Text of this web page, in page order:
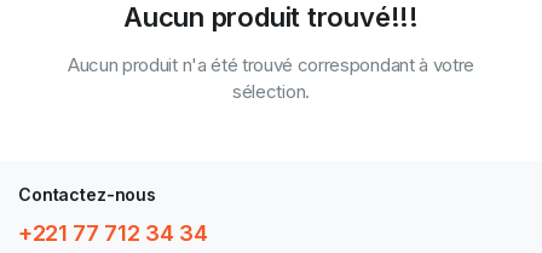
Aucun produit trouvé!!!
Aucun produit n'a été trouvé correspondant à votre
sélection.
Contactez-nous
+221 77 712 34 34